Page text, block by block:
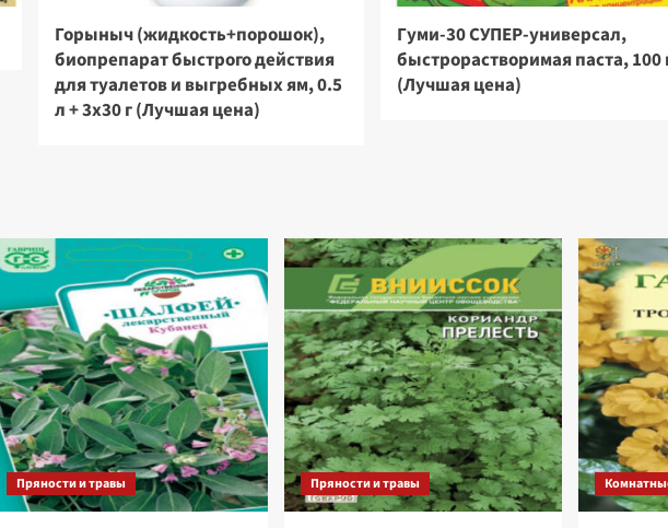
Горыныч (жидкость+порошок),
биопрепарат быстрого действия
для туалетов и выгребных ям, 0.5
л + 3х30 г (Лучшая цена)
Гуми-30 СУПЕР-универсал,
быстрорастворимая паста, 100
(Лучшая цена)
Пряности и травы Пряности и травы